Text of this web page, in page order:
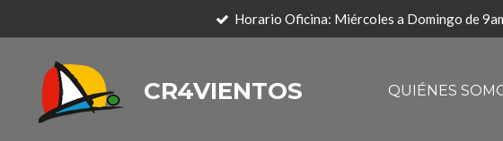
contenido
principal
Horario Oficina: Miércoles a Domingo de
CR4VIENTOS QUIÉNES